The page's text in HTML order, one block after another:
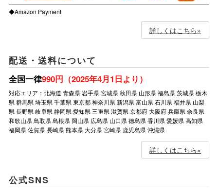
◆Amazon Payment
詳しくはこちら»
配送・送料について
全国一律990円（2025年4月1日より）
対応エリア：北海道 青森県 岩手県 宮城県 秋田県 山形県 福島県 茨城県 栃木
県 群馬県 埼玉県 千葉県 東京都 神奈川県 新潟県 富山県 石川県 福井県 山梨
県 長野県 岐阜県 静岡県 愛知県 三重県 滋賀県 京都府 大阪府 兵庫県 奈良県
和歌山県 鳥取県 島根県 岡山県 広島県 山口県 徳島県 香川県 愛媛県 高知県
福岡県 佐賀県 長崎県 熊本県 大分県 宮崎県 鹿児島県 沖縄県
詳しくはこちら»
公式SNS